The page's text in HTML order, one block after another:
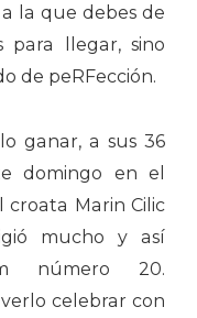
la que debes de
para llegar, sino
de peRFección.
ganar, a sus 36
domingo en el
croata Marin Cilic
mucho y así
número 20.
celebrar con